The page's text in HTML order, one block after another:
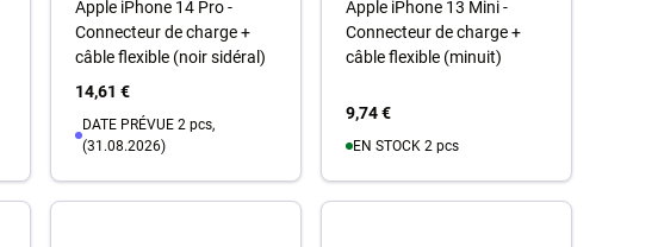
Apple iPhone 14 Pro -
Connecteur de charge +
câble flexible (noir sidéral)
14,61 €
DATE PRÉVUE 2 pcs,
(31.08.2026)
Apple iPhone 13 Mini -
Connecteur de charge +
câble flexible (minuit)
9,74 €
EN STOCK 2 pcs